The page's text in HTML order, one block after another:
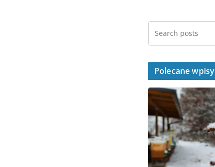
Polecane wpisy